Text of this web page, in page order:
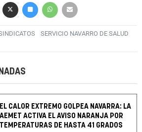
SERVICIO NAVARRO DE SALUD
EL CALOR EXTREMO GOLPEA NAVARRA: LA
AEMET ACTIVA EL AVISO NARANJA POR
TEMPERATURAS DE HASTA 41 GRADOS